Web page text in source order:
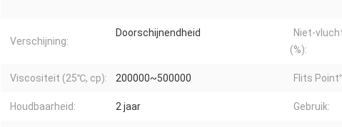
Verschijning:
Doorschijnendheid
Niet-
(%):
Viscositeit (25℃, cp): 200000~500000 Flits
Houdbaarheid: 2 jaar Gebruik: